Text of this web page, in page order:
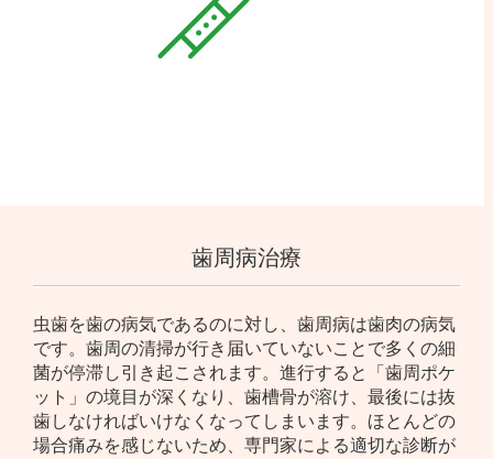
歯周病治療
虫歯を歯の病気であるのに対し、歯周病は歯肉の病気
です。歯周の清掃が行き届いていないことで多くの細
菌が停滞し引き起こされます。進行すると「歯周ポケ
ット」の境目が深くなり、歯槽骨が溶け、最後には抜
歯しなければいけなくなってしまいます。ほとんどの
場合痛みを感じないため、専門家による適切な診断が